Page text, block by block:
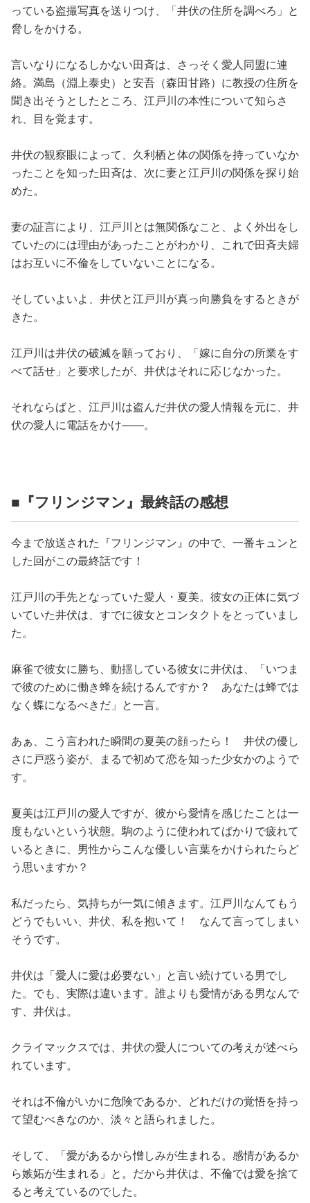
っている盗撮写真を送りつけ、「井伏の住所を調べろ」と
脅しをかける。
言いなりになるしかない田斉は、さっそく愛人同盟に連
絡。満島（淵上泰史）と安吾（森田甘路）に教授の住所を
聞き出そうとしたところ、江戸川の本性について知らさ
れ、目を覚ます。
井伏の観察眼によって、久利栖と体の関係を持っていなか
ったことを知った田斉は、次に妻と江戸川の関係を探り始
めた。
妻の証言により、江戸川とは無関係なこと、よく外出をし
ていたのには理由があったことがわかり、これで田斉夫婦
はお互いに不倫をしていないことになる。
そしていよいよ、井伏と江戸川が真っ向勝負をするときが
きた。
江戸川は井伏の破滅を願っており、「嫁に自分の所業をす
べて話せ」と要求したが、井伏はそれに応じなかった。
それならばと、江戸川は盗んだ井伏の愛人情報を元に、井
伏の愛人に電話をかけ――。
■『フリンジマン』最終話の感想
今まで放送された『フリンジマン』の中で、一番キュンと
した回がこの最終話です！
江戸川の手先となっていた愛人・夏美。彼女の正体に気づ
いていた井伏は、すでに彼女とコンタクトをとっていまし
た。
麻雀で彼女に勝ち、動揺している彼女に井伏は、「いつま
で彼のために働き蜂を続けるんですか？ あなたは蜂では
なく蝶になるべきだ」と一言。
あぁ、こう言われた瞬間の夏美の顔ったら！ 井伏の優し
さに戸惑う姿が、まるで初めて恋を知った少女かのようで
す。
夏美は江戸川の愛人ですが、彼から愛情を感じたことは一
度もないという状態。駒のように使われてばかりで疲れて
いるときに、男性からこんな優しい言葉をかけられたらど
う思いますか？
私だったら、気持ちが一気に傾きます。江戸川なんてもう
どうでもいい、井伏、私を抱いて！ なんて言ってしまい
そうです。
井伏は「愛人に愛は必要ない」と言い続けている男でし
た。でも、実際は違います。誰よりも愛情がある男なんで
す、井伏は。
クライマックスでは、井伏の愛人についての考えが述べら
れています。
それは不倫がいかに危険であるか、どれだけの覚悟を持っ
て望むべきなのか、淡々と語られました。
そして、「愛があるから憎しみが生まれる。感情があるか
ら嫉妬が生まれる」と。だから井伏は、不倫では愛を捨て
ると考えているのでした。